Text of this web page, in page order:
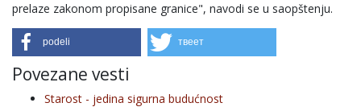
prelaze zakonom propisane granice", navodi se u saopštenju.
podeli твеет
Povezane vesti
Starost - jedina sigurna budućnost